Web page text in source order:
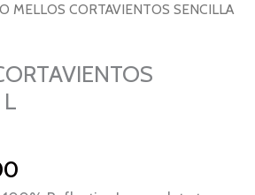
MELLOS CORTAVIENTOS SENCILLA